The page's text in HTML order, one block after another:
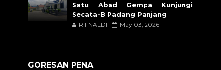
Satu Abad Gempa Kunjungi
Secata-B Padang Panjang
RIFNALDI May 03, 2026
GORESAN PENA